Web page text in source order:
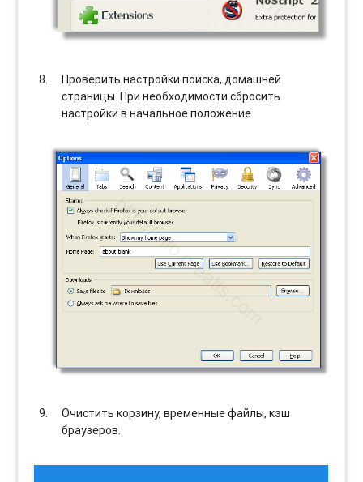
Проверить настройки поиска, домашней
страницы. При необходимости сбросить
настройки в начальное положение.
Очистить корзину, временные файлы, кэш
браузеров.